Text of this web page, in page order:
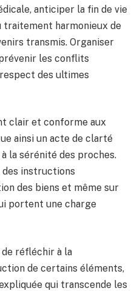
anticiper la fin de vie
traitement harmonieux de
transmis. Organiser
les conflits
des ultimes
clair et conforme aux
ainsi un acte de clarté
la sérénité des proches.
instructions
des biens et même sur
portent une charge
réfléchir à la
de certains éléments,
qui transcende les